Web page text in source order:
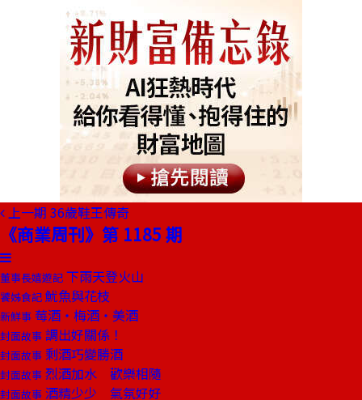
上一期 36歲鞋王傳奇
《商業周刊》第 1185 期
董事長嬉遊記 下雨天登火山
饕姊食記 魷魚與花枝
新鮮事 莓酒‧梅酒‧美酒
封面故事 調出好關係！
封面故事 剩酒巧變勝酒
封面故事 烈酒加水 歡樂相隨
封面故事 酒精少少 氣氛好好